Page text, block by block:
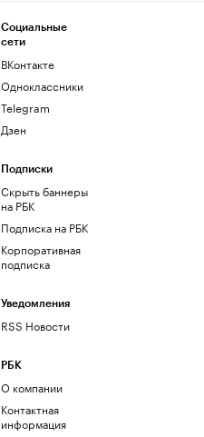
Социальные
сети
ВКонтакте
Одноклассники
Telegram
Дзен
Подписки
Скрыть баннеры
на РБК
Подписка на РБК
Корпоративная
подписка
Уведомления
RSS Новости
РБК
О компании
Контактная
информация